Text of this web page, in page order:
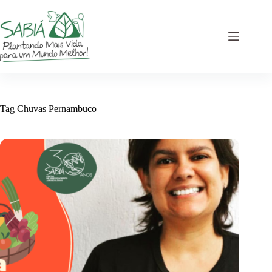
content
Tag Chuvas Pernambuco